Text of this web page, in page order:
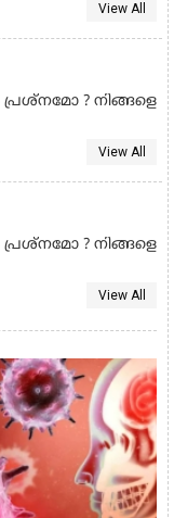
View All
? നിങ്ങളെ
View All
? നിങ്ങളെ
View All